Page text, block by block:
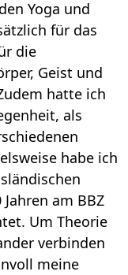
Yoga und
für das
die
Geist und
hatte ich
als
habe ich
am BBZ
Um Theorie
verbinden
meine